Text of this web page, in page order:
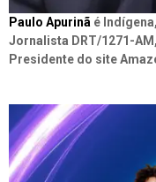
Paulo Apurinã é
Jornalista DRT/1271-
Presidente do site